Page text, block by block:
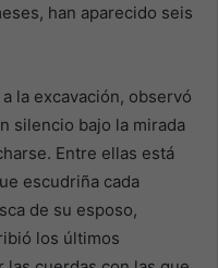
han aparecido seis
la excavación, observó
silencio bajo la mirada
Entre ellas está
escudriña cada
de su esposo,
los últimos